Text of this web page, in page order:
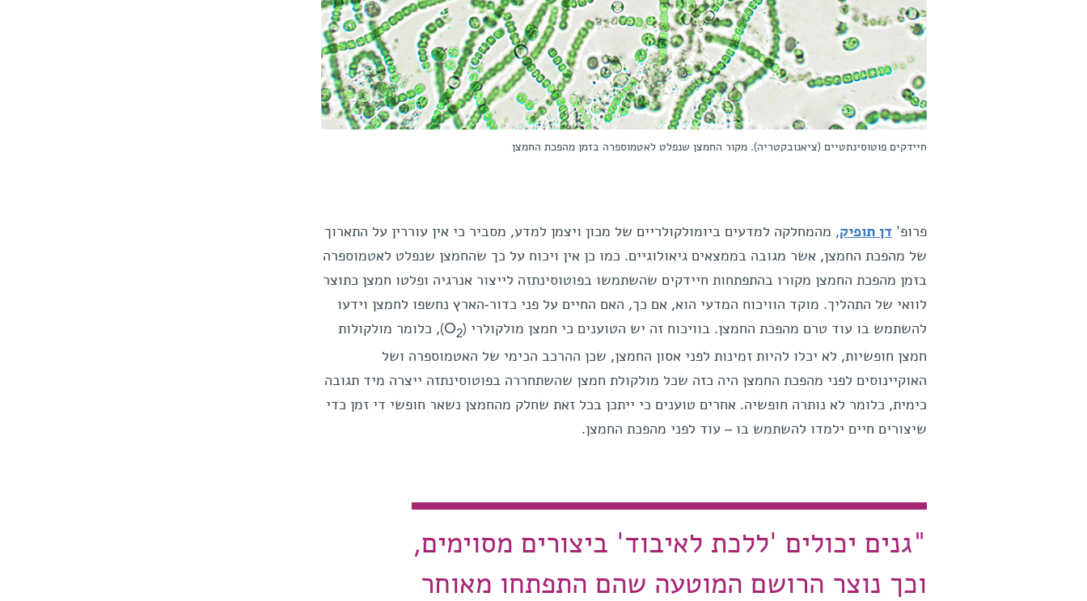
חיידקים פוטוסינתטיים (ציאנובקטריה). מקור החמצן שנפלט לאטמוספרה בזמן מהפכת החמצן
פרופ' דן תופיק, מהמחלקה למדעים ביומולקולריים של מכון ויצמן למדע, מסביר כי אין עוררין על התארוך
של מהפכת החמצן, אשר מגובה בממצאים גיאולוגיים. כמו כן אין ויכוח על כך שהחמצן שנפלט לאטמוספרה
בזמן מהפכת החמצן מקורו בהתפתחות חיידקים שהשתמשו בפוטוסינתזה לייצור אנרגיה ופלטו חמצן כתוצר
לוואי של התהליך. מוקד הוויכוח המדעי הוא, אם כך, האם החיים על פני כדור-הארץ נחשפו לחמצן וידעו
להשתמש בו עוד טרם מהפכת החמצן. בוויכוח זה יש הטוענים כי חמצן מולקולרי (O2
), כלומר מולקולות
חמצן חופשיות, לא יכלו להיות זמינות לפני אסון החמצן, שכן ההרכב הכימי של האטמוספרה ושל
האוקיינוסים לפני מהפכת החמצן היה כזה שכל מולקולת חמצן שהשתחררה בפוטוסינתזה ייצרה מיד תגובה
כימית, כלומר לא נותרה חופשיה. אחרים טוענים כי ייתכן בכל זאת שחלק מהחמצן נשאר חופשי די זמן כדי
שיצורים חיים ילמדו להשתמש בו – עוד לפני מהפכת החמצן.
"גנים יכולים 'ללכת לאיבוד' ביצורים מסוימים,
וכך נוצר הרושם המוטעה שהם התפתחו מאוחר